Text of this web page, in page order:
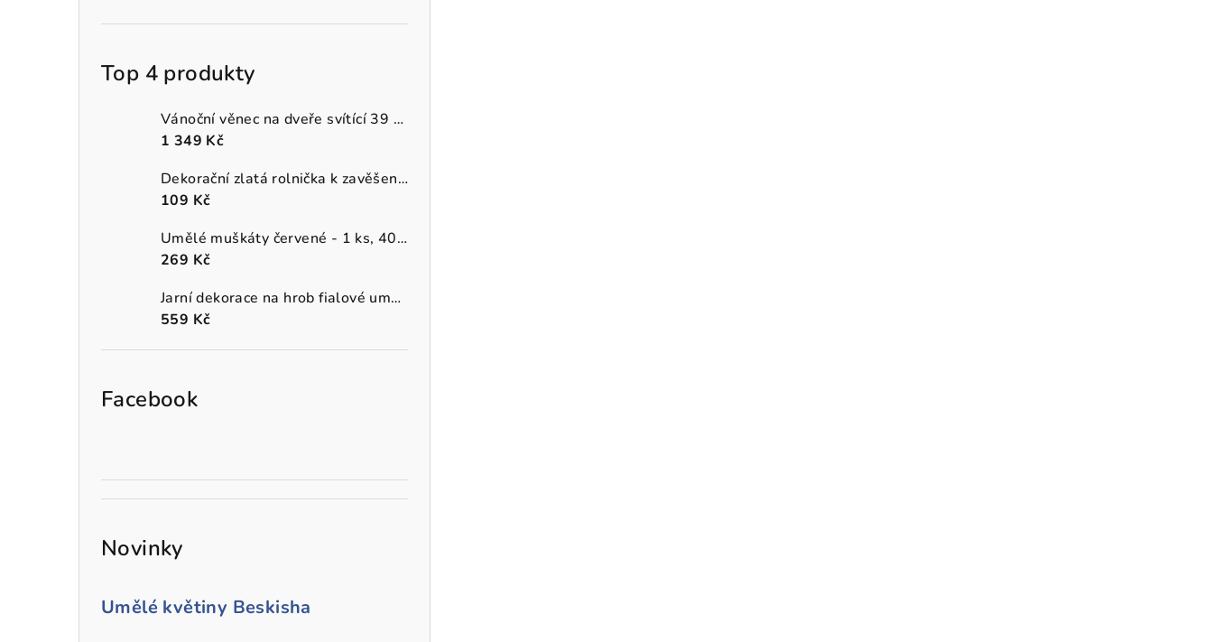
Top 4 produkty
Vánoční věnec na dveře svítící 39 cm
1 349 Kč
Dekorační zlatá rolnička k zavěšení 10 cm
109 Kč
Umělé muškáty červené - 1 ks, 40 cm
269 Kč
Jarní dekorace na hrob fialové umělé macešky v šedém truhlíku
559 Kč
Facebook
Novinky
Umělé květiny Beskisha